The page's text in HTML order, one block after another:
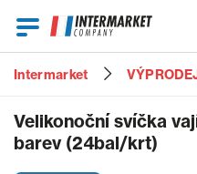
Intermarket
Velikonoční svíčka
barev (24bal/krt)